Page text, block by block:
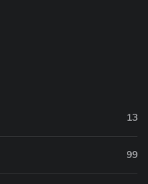
13
99